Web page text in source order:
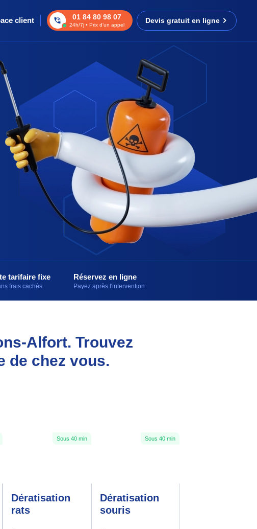
client 01 84 80 98 07
24h/7j • Prix d’un appel
Devis gratuit en ligne
tarifaire fixe
frais cachés
Réservez en ligne
Payez après l'intervention
Alfort. Trouvez
de chez vous.
Sous 40 min
Dératisation
rats
Sous 40 min
Dératisation
souris